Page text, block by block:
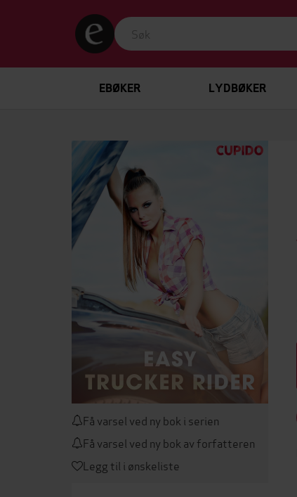
EBØKER LYDBØKER
Få varsel ved ny bok i serien
Få varsel ved ny bok av forfatteren
Legg til i ønskeliste